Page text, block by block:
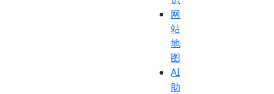
网
站
地
图
AI
助